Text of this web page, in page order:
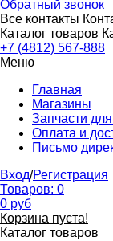
Обратный звонок
Все контакты
Каталог товаров
+7 (4812) 567-888
Меню
Главная
Магазины
Запчасти
Оплата и
Письмо
Вход/Регистрация
Товаров: 0
0 руб
Корзина пуста!
Каталог товаров